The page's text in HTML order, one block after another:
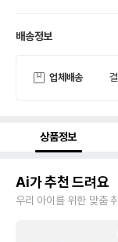
배송정보
업체배송
상품정보
Ai가 추천 드려요
우리 아이를 위한 맞춤